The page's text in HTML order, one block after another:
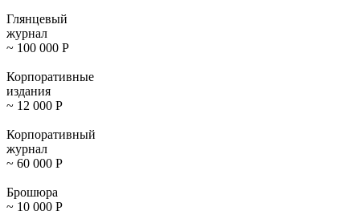
Глянцевый
журнал
~ 100 000 Р
Корпоративные
издания
~ 12 000 Р
Корпоративный
журнал
~ 60 000 Р
Брошюра
~ 10 000 Р